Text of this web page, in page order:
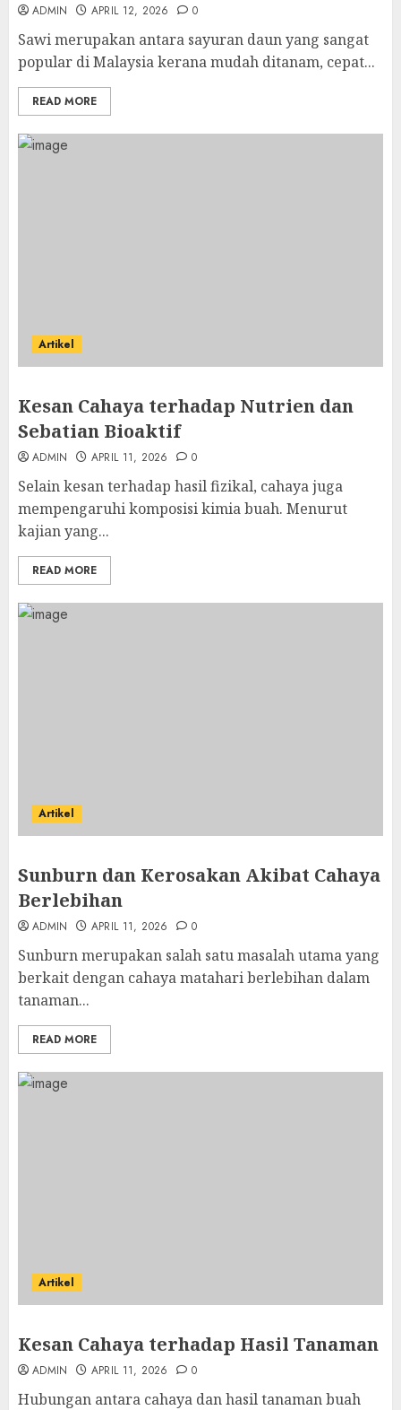
ADMIN APRIL 12, 2026 0
Sawi merupakan antara sayuran daun yang sangat
popular di Malaysia kerana mudah ditanam, cepat...
READ MORE
Artikel
Kesan Cahaya terhadap Nutrien dan
Sebatian Bioaktif
ADMIN APRIL 11, 2026 0
Selain kesan terhadap hasil fizikal, cahaya juga
mempengaruhi komposisi kimia buah. Menurut
kajian yang...
READ MORE
Artikel
Sunburn dan Kerosakan Akibat Cahaya
Berlebihan
ADMIN APRIL 11, 2026 0
Sunburn merupakan salah satu masalah utama yang
berkait dengan cahaya matahari berlebihan dalam
tanaman...
READ MORE
Artikel
Kesan Cahaya terhadap Hasil Tanaman
ADMIN APRIL 11, 2026 0
Hubungan antara cahaya dan hasil tanaman buah